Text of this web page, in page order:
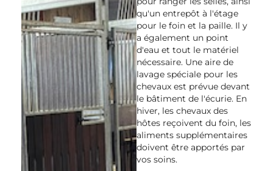
qu'un entrepôt à l'étage
pour le foin et la paille. Il y
a également un point
d'eau et tout le matériel
nécessaire. Une aire de
lavage spéciale pour les
chevaux est prévue devant
le bâtiment de l'écurie. En
hiver, les chevaux des
hôtes reçoivent du foin, les
aliments supplémentaires
doivent être apportés par
vos soins.